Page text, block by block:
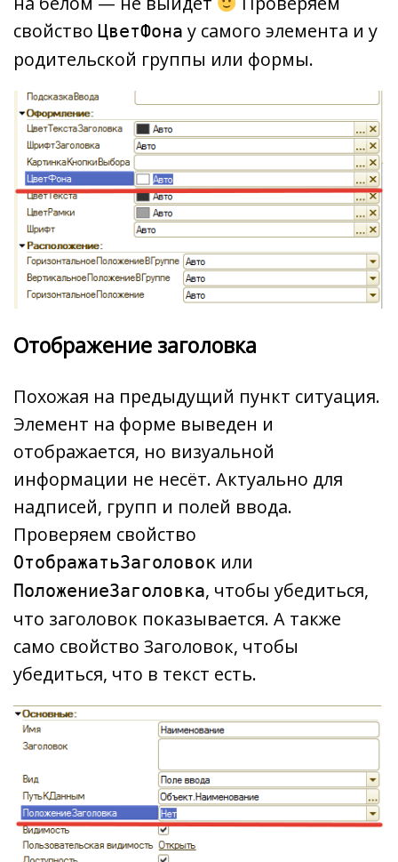
свойство ЦветФона у самого элемента и у
родительской группы или формы.
Отображение заголовка
Похожая на предыдущий пункт ситуация.
Элемент на форме выведен и
отображается, но визуальной
информации не несёт. Актуально для
надписей, групп и полей ввода.
Проверяем свойство
ОтображатьЗаголовок или
ПоложениеЗаголовка, чтобы убедиться,
что заголовок показывается. А также
само свойство Заголовок, чтобы
убедиться, что в текст есть.